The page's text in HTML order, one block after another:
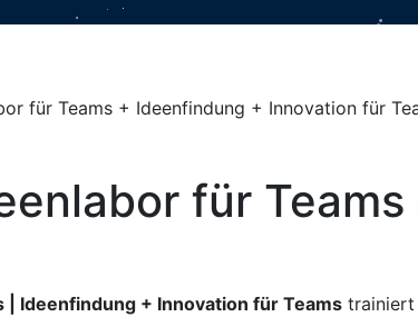
für Teams
| Ideenfindung + Innovation für Teams trainiert